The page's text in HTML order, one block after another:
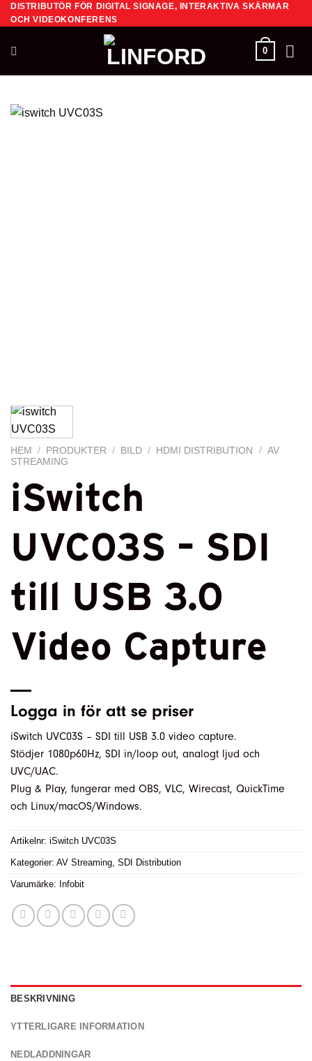
Skip
to
DISTRIBUTÖR FÖR DIGITAL SIGNAGE, INTERAKTIVA SKÄRMAR
OCH VIDEOKONFERENS
0
HEM / PRODUKTER / BILD / HDMI DISTRIBUTION / AV
STREAMING
iSwitch
UVC03S – SDI
till USB 3.0
Video Capture
Logga in för att se priser
iSwitch UVC03S – SDI till USB 3.0 video capture.
Stödjer 1080p60Hz, SDI in/loop out, analogt ljud och
UVC/UAC.
Plug & Play, fungerar med OBS, VLC, Wirecast, QuickTime
och Linux/macOS/Windows.
Artikelnr: iSwitch UVC03S
Kategorier: AV Streaming, SDI Distribution
Varumärke: Infobit
BESKRIVNING
YTTERLIGARE INFORMATION
NEDLADDNINGAR